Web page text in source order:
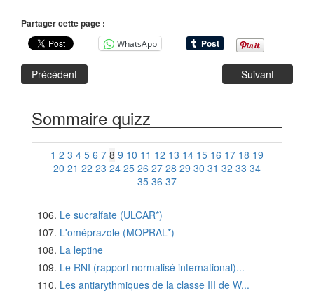
Partager cette page :
WhatsApp
Précédent Suivant
Sommaire quizz
1 2 3 4 5 6 7 8 9 10 11 12 13 14 15 16 17 18 19
20 21 22 23 24 25 26 27 28 29 30 31 32 33 34
35 36 37
Le sucralfate (ULCAR*)
L'oméprazole (MOPRAL*)
La leptine
Le RNI (rapport normalisé international)...
Les antiarythmiques de la classe III de W...